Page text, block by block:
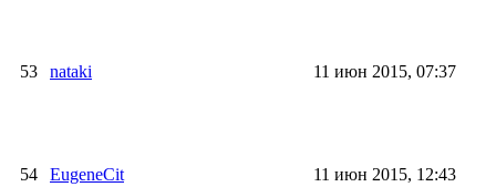
53 nataki 11 июн 2015, 07:37
54 EugeneCit 11 июн 2015, 12:43